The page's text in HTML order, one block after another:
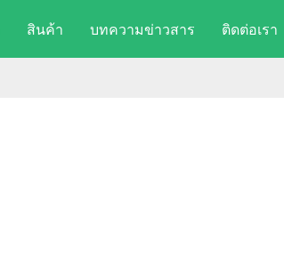
สินค้า บทความข่าวสาร ติดต่อเรา